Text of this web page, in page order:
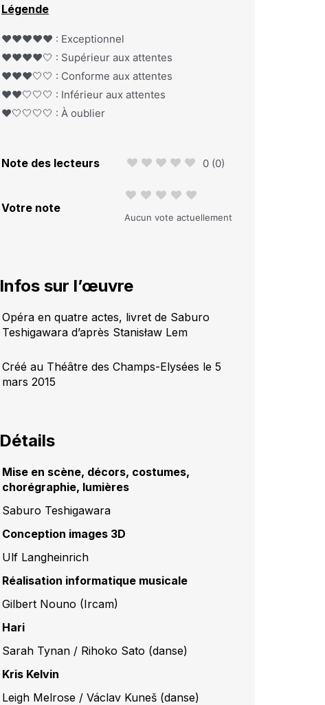
Légende
❤️❤️❤️❤️❤️ : Exceptionnel
❤️❤️❤️❤️🤍 : Supérieur aux attentes
❤️❤️❤️🤍🤍 : Conforme aux attentes
❤️❤️🤍🤍🤍 : Inférieur aux attentes
❤️🤍🤍🤍🤍 : À oublier
Note des lecteurs 0 (0)
Votre note
Aucun vote actuellement
Infos sur l’œuvre
Opéra en quatre actes, livret de Saburo
Teshigawara d’après Stanisław Lem
Créé au Théâtre des Champs-Elysées le 5
mars 2015
Détails
Mise en scène, décors, costumes,
chorégraphie, lumières
Saburo Teshigawara
Conception images 3D
Ulf Langheinrich
Réalisation informatique musicale
Gilbert Nouno (Ircam)
Hari
Sarah Tynan / Rihoko Sato (danse)
Kris Kelvin
Leigh Melrose / Václav Kuneš (danse)